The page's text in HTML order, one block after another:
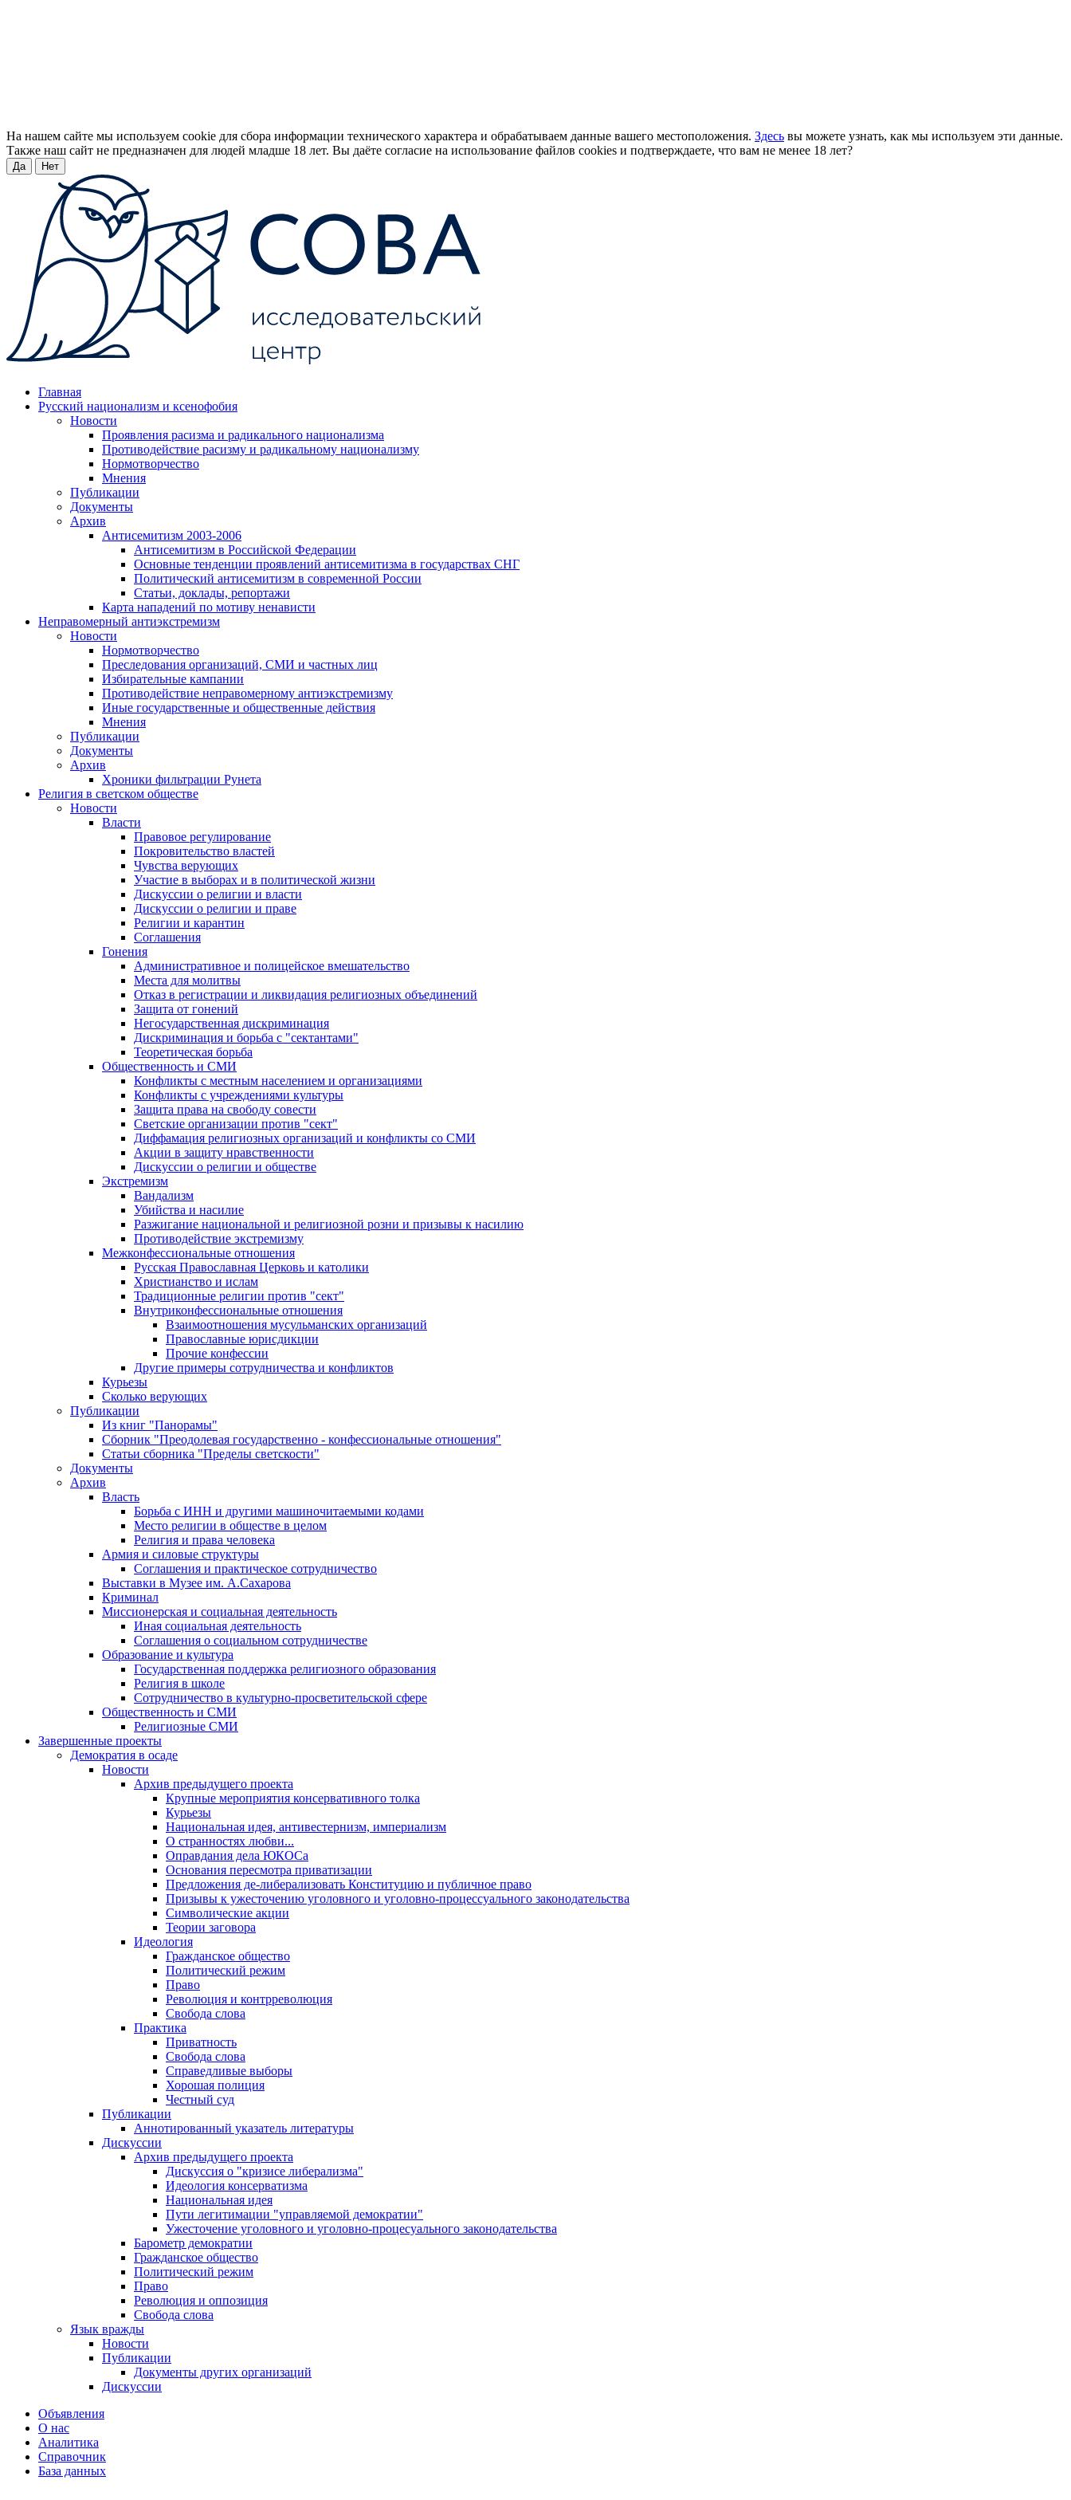
На нашем сайте мы используем cookie для сбора информации технического характера и обрабатываем данные вашего местоположения. Здесь вы можете узнать, как мы используем эти данные.
Также наш сайт не предназначен для людей младше 18 лет. Вы даёте согласие на использование файлов cookies и подтверждаете, что вам не менее 18 лет?
Да Нет
Главная
Русский национализм и ксенофобия
Новости
Проявления расизма и радикального национализма
Противодействие расизму и радикальному национализму
Нормотворчество
Мнения
Публикации
Документы
Архив
Антисемитизм 2003-2006
Антисемитизм в Российской Федерации
Основные тенденции проявлений антисемитизма в государствах СНГ
Политический антисемитизм в современной России
Статьи, доклады, репортажи
Карта нападений по мотиву ненависти
Неправомерный антиэкстремизм
Новости
Нормотворчество
Преследования организаций, СМИ и частных лиц
Избирательные кампании
Противодействие неправомерному антиэкстремизму
Иные государственные и общественные действия
Мнения
Публикации
Документы
Архив
Хроники фильтрации Рунета
Религия в светском обществе
Новости
Власти
Правовое регулирование
Покровительство властей
Чувства верующих
Участие в выборах и в политической жизни
Дискуссии о религии и власти
Дискуссии о религии и праве
Религии и карантин
Соглашения
Гонения
Административное и полицейское вмешательство
Места для молитвы
Отказ в регистрации и ликвидация религиозных объединений
Защита от гонений
Негосударственная дискриминация
Дискриминация и борьба с "сектантами"
Теоретическая борьба
Общественность и СМИ
Конфликты с местным населением и организациями
Конфликты с учреждениями культуры
Защита права на свободу совести
Светские организации против "сект"
Диффамация религиозных организаций и конфликты со СМИ
Акции в защиту нравственности
Дискуссии о религии и обществе
Экстремизм
Вандализм
Убийства и насилие
Разжигание национальной и религиозной розни и призывы к насилию
Противодействие экстремизму
Межконфессиональные отношения
Русская Православная Церковь и католики
Христианство и ислам
Традиционные религии против "сект"
Внутриконфессиональные отношения
Взаимоотношения мусульманских организаций
Православные юрисдикции
Прочие конфессии
Другие примеры сотрудничества и конфликтов
Курьезы
Сколько верующих
Публикации
Из книг "Панорамы"
Сборник "Преодолевая государственно - конфессиональные отношения"
Статьи сборника "Пределы светскости"
Документы
Архив
Власть
Борьба с ИНН и другими машиночитаемыми кодами
Место религии в обществе в целом
Религия и права человека
Армия и силовые структуры
Соглашения и практическое сотрудничество
Выставки в Музее им. А.Сахарова
Криминал
Миссионерская и социальная деятельность
Иная социальная деятельность
Соглашения о социальном сотрудничестве
Образование и культура
Государственная поддержка религиозного образования
Религия в школе
Сотрудничество в культурно-просветительской сфере
Общественность и СМИ
Религиозные СМИ
Завершенные проекты
Демократия в осаде
Новости
Архив предыдущего проекта
Крупные мероприятия консервативного толка
Курьезы
Национальная идея, антивестернизм, империализм
О странностях любви...
Оправдания дела ЮКОСа
Основания пересмотра приватизации
Предложения де-либерализовать Конституцию и публичное право
Призывы к ужесточению уголовного и уголовно-процессуального законодательства
Символические акции
Теории заговора
Идеология
Гражданское общество
Политический режим
Право
Революция и контрреволюция
Свобода слова
Практика
Приватность
Свобода слова
Справедливые выборы
Хорошая полиция
Честный суд
Публикации
Аннотированный указатель литературы
Дискуссии
Архив предыдущего проекта
Дискуссия о "кризисе либерализма"
Идеология консерватизма
Национальная идея
Пути легитимации "управляемой демократии"
Ужесточение уголовного и уголовно-процесуального законодательства
Барометр демократии
Гражданское общество
Политический режим
Право
Революция и оппозиция
Свобода слова
Язык вражды
Новости
Публикации
Документы других организаций
Дискуссии
Объявления
О нас
Аналитика
Справочник
База данных